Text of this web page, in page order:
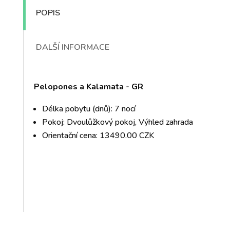
POPIS
DALŠÍ INFORMACE
Pelopones a Kalamata - GR
Délka pobytu (dnů): 7 nocí
Pokoj: Dvoulůžkový pokoj, Výhled zahrada
Orientační cena: 13490.00 CZK